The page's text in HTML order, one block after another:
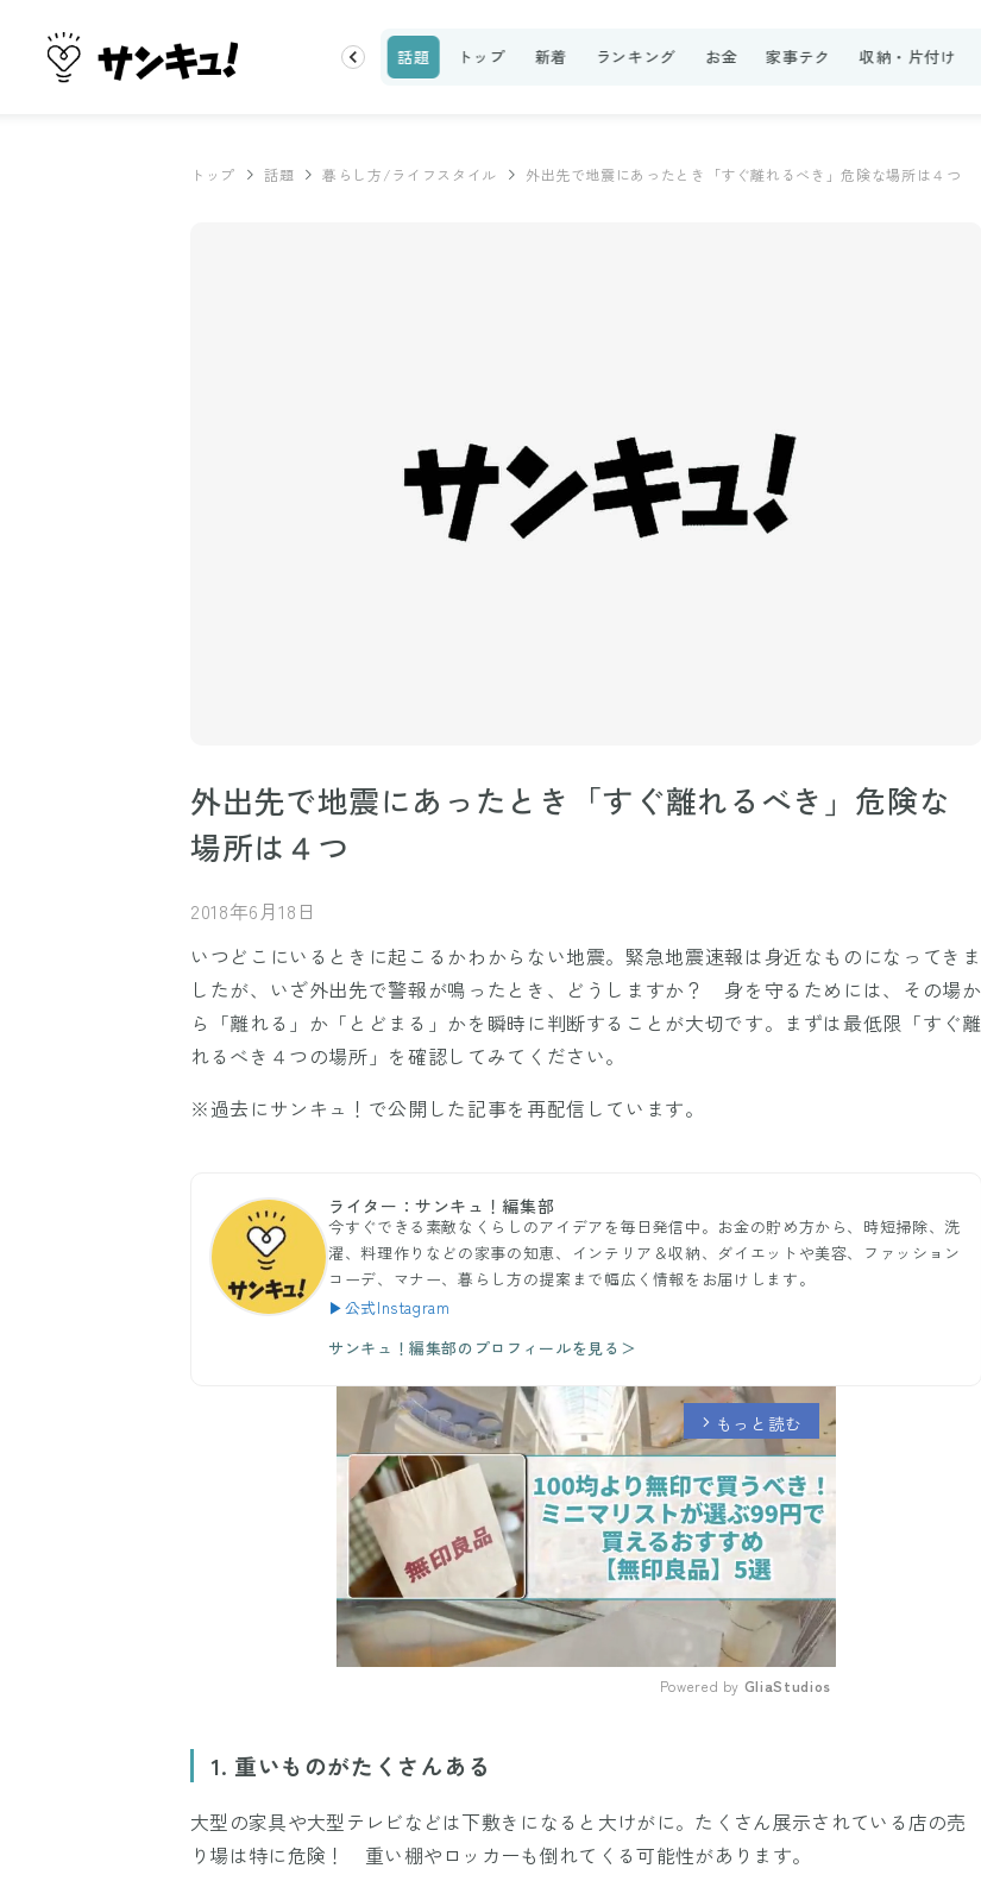
100均・雑貨 スーパー 料理レシピ 話題 トップ 新着 ランキング お金 家事テク 収納・片付け
トップ 話題 暮らし方/ライフスタイル 外出先で地震にあったとき「すぐ離れるべき」危険な場所は４つ
外出先で地震にあったとき「すぐ離れるべき」危険な
場所は４つ
2018年6月18日
いつどこにいるときに起こるかわからない地震。緊急地震速報は身近なものになってきま
したが、いざ外出先で警報が鳴ったとき、どうしますか？ 身を守るためには、その場か
ら「離れる」か「とどまる」かを瞬時に判断することが大切です。まずは最低限「すぐ離
れるべき４つの場所」を確認してみてください。
※過去にサンキュ！で公開した記事を再配信しています。
ライター：サンキュ！編集部
今すぐできる素敵なくらしのアイデアを毎日発信中。お金の貯め方から、時短掃除、洗
濯、料理作りなどの家事の知恵、インテリア＆収納、ダイエットや美容、ファッション
コーデ、マナー、暮らし方の提案まで幅広く情報をお届けします。
▶公式Instagram
サンキュ！編集部のプロフィールを見る＞
arrow_forward_ios もっと読む
Powered by GliaStudios
1. 重いものがたくさんある
大型の家具や大型テレビなどは下敷きになると大けがに。たくさん展示されている店の売
り場は特に危険！ 重い棚やロッカーも倒れてくる可能性があります。